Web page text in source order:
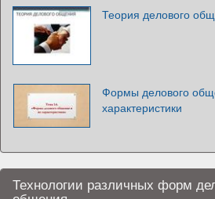
Теория делового
Формы делового
характеристики
Технологии различных форм